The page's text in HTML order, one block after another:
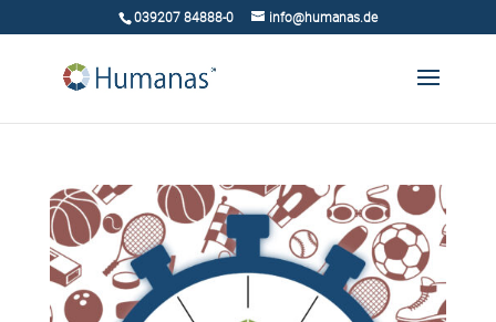
039207 84888-0 info@humanas.de